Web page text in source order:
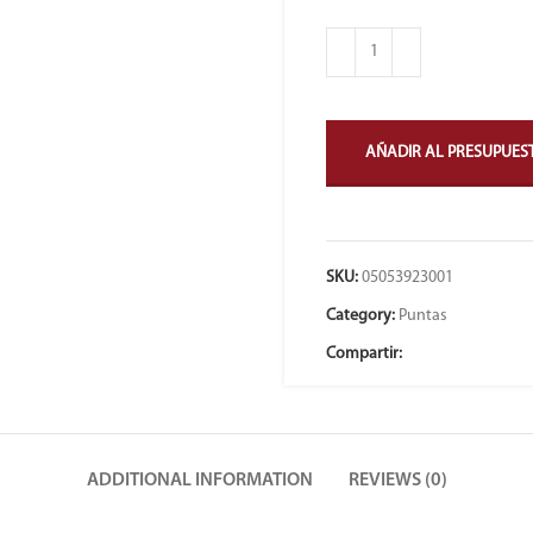
AÑADIR AL
SKU: 05053923001
Category: Puntas
Compartir:
ADDITIONAL INFORMATION REVIEWS (0)